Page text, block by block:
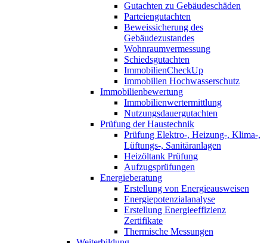
Gutachten zu Gebäudeschäden
Parteiengutachten
Beweissicherung des
Gebäudezustandes
Wohnraumvermessung
Schiedsgutachten
ImmobilienCheckUp
Immobilien Hochwasserschutz
Immobilienbewertung
Immobilienwertermittlung
Nutzungsdauergutachten
Prüfung der Haustechnik
Prüfung Elektro-, Heizung-, Klima-,
Lüftungs-, Sanitäranlagen
Heizöltank Prüfung
Aufzugsprüfungen
Energieberatung
Erstellung von Energieausweisen
Energiepotenzialanalyse
Erstellung Energieeffizienz
Zertifikate
Thermische Messungen